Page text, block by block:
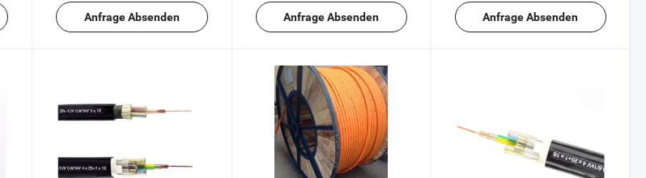
Anfrage Absenden Anfrage Absenden Anfrage Absenden